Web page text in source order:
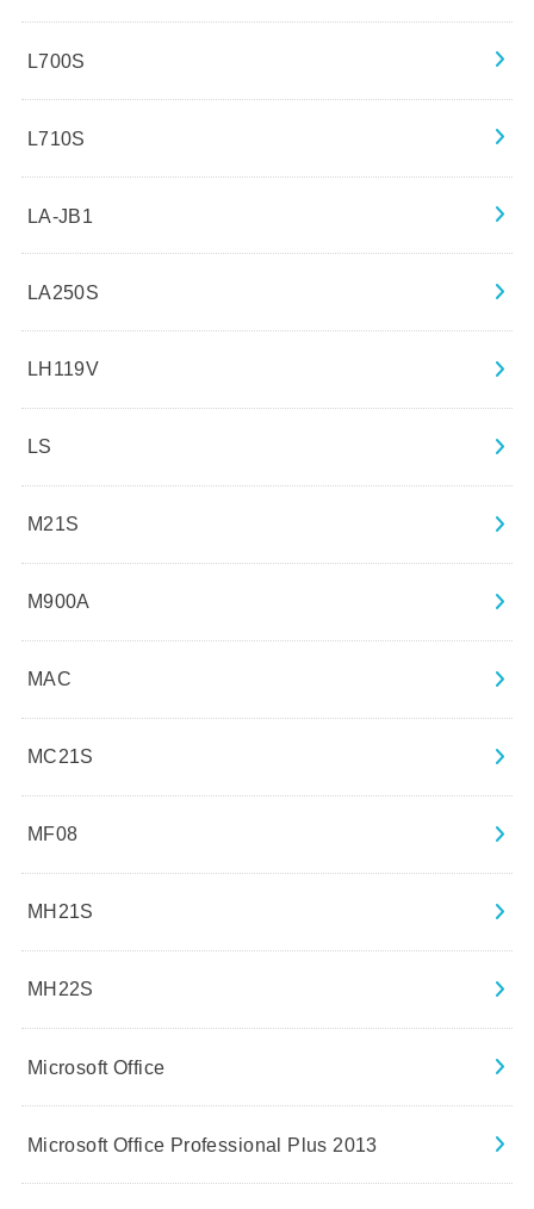
L700S
L710S
LA-JB1
LA250S
LH119V
LS
M21S
M900A
MAC
MC21S
MF08
MH21S
MH22S
Microsoft Office
Microsoft Office Professional Plus 2013